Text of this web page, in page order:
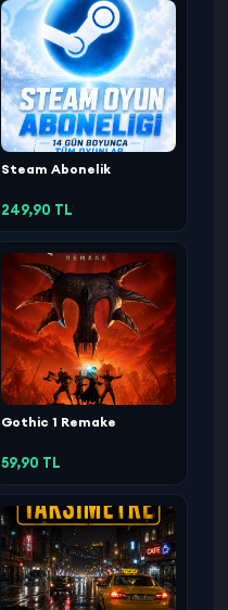
Steam Abonelik
249,90 TL
Gothic 1 Remake
59,90 TL